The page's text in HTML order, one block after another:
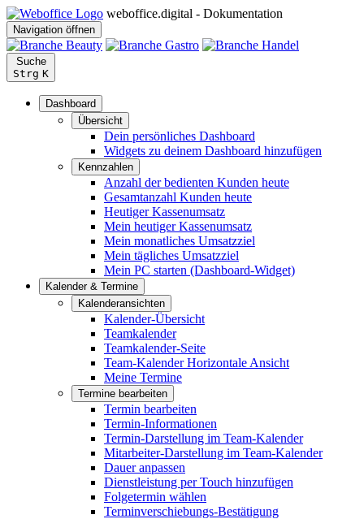
weboffice.digital - Dokumentation
Navigation öffnen
Suche
Strg K
Dashboard
Übersicht
Dein persönliches Dashboard
Widgets zu deinem Dashboard hinzufügen
Kennzahlen
Anzahl der bedienten Kunden heute
Gesamtanzahl Kunden heute
Heutiger Kassenumsatz
Mein heutiger Kassenumsatz
Mein monatliches Umsatzziel
Mein tägliches Umsatzziel
Mein PC starten (Dashboard-Widget)
Kalender & Termine
Kalenderansichten
Kalender-Übersicht
Teamkalender
Teamkalender-Seite
Team-Kalender Horizontale Ansicht
Meine Termine
Termine bearbeiten
Termin bearbeiten
Termin-Informationen
Termin-Darstellung im Team-Kalender
Mitarbeiter-Darstellung im Team-Kalender
Dauer anpassen
Dienstleistung per Touch hinzufügen
Folgetermin wählen
Terminverschiebungs-Bestätigung